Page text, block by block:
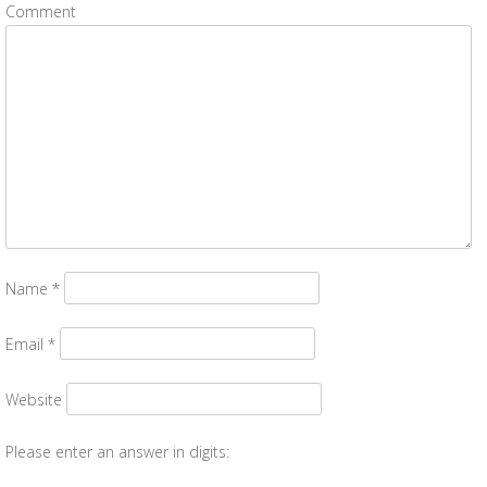
Comment
Name *
Email *
Website
Please enter an answer in digits: